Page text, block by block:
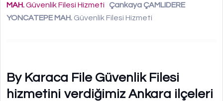
MAH.Güvenlik Filesi Hizmeti
Çankaya ÇAMLIDERE
YONCATEPE MAH. Güvenlik Filesi Hizmeti
By Karaca File Güvenlik Filesi
hizmetini verdiğimiz Ankara ilçeleri